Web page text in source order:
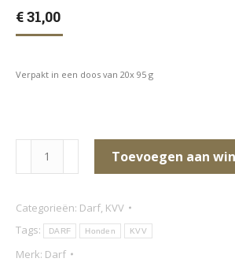
€31,00
Verpakt in een doos van 20x 95 g
puppy
aantal
Toevoegen aan
Categorieën: Darf, KVV
Tags:
DARF Honden KVV
Merk: Darf